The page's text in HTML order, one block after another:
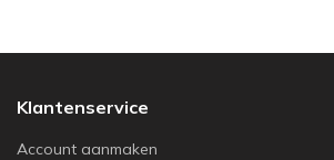
Klantenservice
Account aanmaken